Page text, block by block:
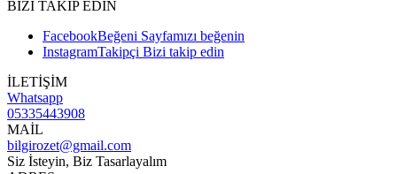
BİZİ TAKİP EDİN
FacebookBeğeni Sayfamızı beğenin
InstagramTakipçi Bizi takip edin
İLETİŞİM
Whatsapp
05335443908
MAİL
bilgirozet@gmail.com
Siz İsteyin, Biz Tasarlayalım